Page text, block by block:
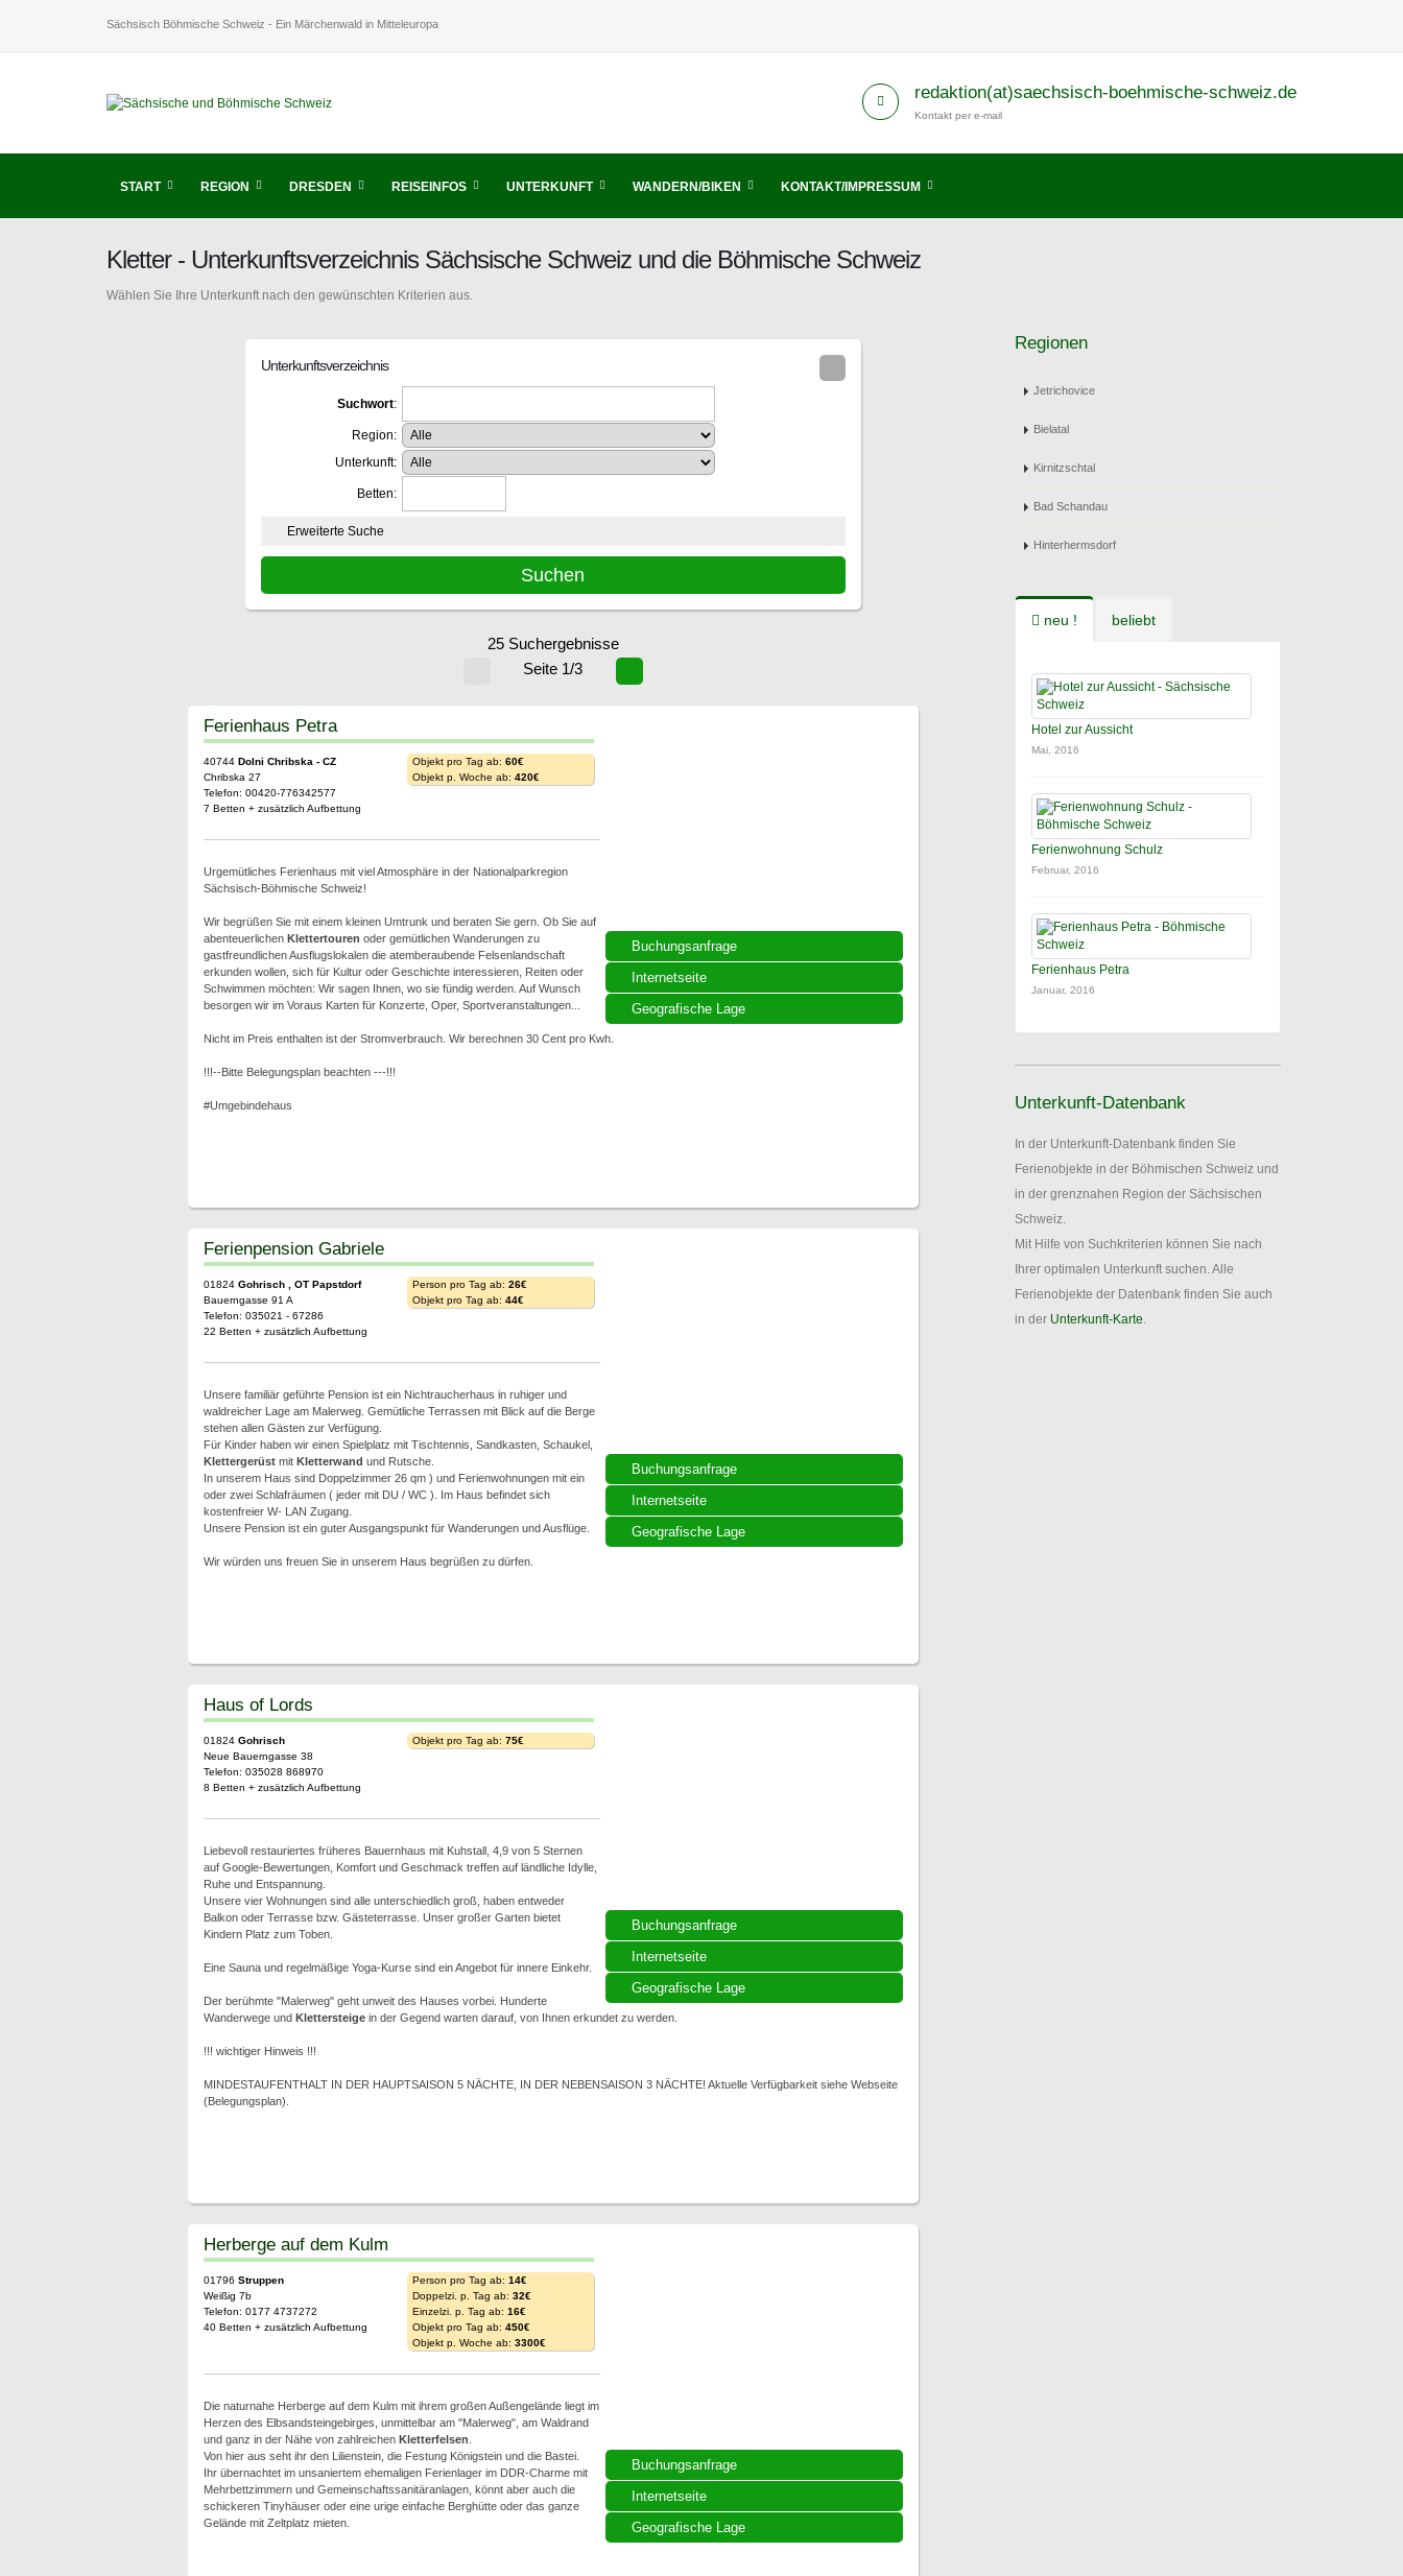
Sächsisch Böhmische Schweiz - Ein Märchenwald in Mitteleuropa
redaktion(at)saechsisch-boehmische-schweiz.de
Kontakt per e-mail
START REGION DRESDEN REISEINFOS UNTERKUNFT WANDERN/BIKEN KONTAKT/IMPRESSUM
Kletter - Unterkunftsverzeichnis Sächsische Schweiz und die Böhmische Schweiz
Wählen Sie Ihre Unterkunft nach den gewünschten Kriterien aus.
Unterkunftsverzeichnis
Suchwort:
Region:
Unterkunft:
Betten:
Erweiterte Suche
25 Suchergebnisse
Seite 1/3
Buchungsanfrage
Internetseite
Geografische Lage
Ferienhaus Petra
40744 Dolni Chribska - CZ
Chribska 27
Telefon: 00420-776342577
7 Betten + zusätzlich Aufbettung
Objekt pro Tag ab: 60€
Objekt p. Woche ab: 420€
Urgemütliches Ferienhaus mit viel Atmosphäre in der Nationalparkregion
Sächsisch-Böhmische Schweiz!
Wir begrüßen Sie mit einem kleinen Umtrunk und beraten Sie gern. Ob Sie auf
abenteuerlichen Klettertouren oder gemütlichen Wanderungen zu
gastfreundlichen Ausflugslokalen die atemberaubende Felsenlandschaft
erkunden wollen, sich für Kultur oder Geschichte interessieren, Reiten oder
Schwimmen möchten: Wir sagen Ihnen, wo sie fündig werden. Auf Wunsch
besorgen wir im Voraus Karten für Konzerte, Oper, Sportveranstaltungen...
Nicht im Preis enthalten ist der Stromverbrauch. Wir berechnen 30 Cent pro Kwh.
!!!--Bitte Belegungsplan beachten ---!!!
#Umgebindehaus
Buchungsanfrage
Internetseite
Geografische Lage
Ferienpension Gabriele
01824 Gohrisch , OT Papstdorf
Bauerngasse 91 A
Telefon: 035021 - 67286
22 Betten + zusätzlich Aufbettung
Person pro Tag ab: 26€
Objekt pro Tag ab: 44€
Unsere familiär geführte Pension ist ein Nichtraucherhaus in ruhiger und
waldreicher Lage am Malerweg. Gemütliche Terrassen mit Blick auf die Berge
stehen allen Gästen zur Verfügung.
Für Kinder haben wir einen Spielplatz mit Tischtennis, Sandkasten, Schaukel,
Klettergerüstmit Kletterwand und Rutsche.
In unserem Haus sind Doppelzimmer 26 qm ) und Ferienwohnungen mit ein
oder zwei Schlafräumen ( jeder mit DU / WC ). Im Haus befindet sich
kostenfreier W- LAN Zugang.
Unsere Pension ist ein guter Ausgangspunkt für Wanderungen und Ausflüge.
Wir würden uns freuen Sie in unserem Haus begrüßen zu dürfen.
Buchungsanfrage
Internetseite
Geografische Lage
Haus of Lords
01824 Gohrisch
Neue Bauerngasse 38
Telefon: 035028 868970
8 Betten + zusätzlich Aufbettung
Objekt pro Tag ab: 75€
Liebevoll restauriertes früheres Bauernhaus mit Kuhstall, 4,9 von 5 Sternen
auf Google-Bewertungen, Komfort und Geschmack treffen auf ländliche Idylle,
Ruhe und Entspannung.
Unsere vier Wohnungen sind alle unterschiedlich groß, haben entweder
Balkon oder Terrasse bzw. Gästeterrasse. Unser großer Garten bietet
Kindern Platz zum Toben.
Eine Sauna und regelmäßige Yoga-Kurse sind ein Angebot für innere Einkehr.
Der berühmte "Malerweg" geht unweit des Hauses vorbei. Hunderte
Wanderwege und Klettersteigein der Gegend warten darauf, von Ihnen erkundet zu werden.
!!! wichtiger Hinweis !!!
MINDESTAUFENTHALT IN DER HAUPTSAISON 5 NÄCHTE, IN DER NEBENSAISON 3 NÄCHTE! Aktuelle Verfügbarkeit siehe Webseite
(Belegungsplan).
Buchungsanfrage
Internetseite
Geografische Lage
Herberge auf dem Kulm
01796 Struppen
Weißig 7b
Telefon: 0177 4737272
40 Betten + zusätzlich Aufbettung
Person pro Tag ab: 14€
Doppelzi. p. Tag ab: 32€
Einzelzi. p. Tag ab: 16€
Objekt pro Tag ab: 450€
Objekt p. Woche ab: 3300€
Die naturnahe Herberge auf dem Kulm mit ihrem großen Außengelände liegt im
Herzen des Elbsandsteingebirges, unmittelbar am "Malerweg", am Waldrand
und ganz in der Nähe von zahlreichen Kletterfelsen
Von hier aus seht ihr den Lilienstein, die Festung Königstein und die Bastei.
Ihr übernachtet im unsaniertem ehemaligen Ferienlager im DDR-Charme mit
Mehrbettzimmern und Gemeinschaftssanitäranlagen, könnt aber auch die
schickeren Tinyhäuser oder eine urige einfache Berghütte oder das ganze
Gelände mit Zeltplatz mieten.
Regionen
Jetrichovice
Bielatal
Kirnitzschtal
Bad Schandau
Hinterhermsdorf
neu ! beliebt
Hotel zur Aussicht
Mai, 2016
Ferienwohnung Schulz
Februar, 2016
Ferienhaus Petra
Januar, 2016
Unterkunft-Datenbank
In der Unterkunft-Datenbank finden Sie
Ferienobjekte in der Böhmischen Schweiz und
in der grenznahen Region der Sächsischen
Schweiz.
Mit Hilfe von Suchkriterien können Sie nach
Ihrer optimalen Unterkunft suchen. Alle
Ferienobjekte der Datenbank finden Sie auch
in der Unterkunft-Karte.